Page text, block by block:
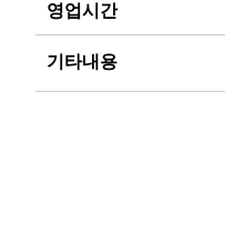
영업시간
기타내용